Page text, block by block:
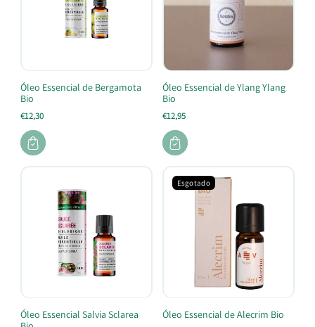
Óleo Essencial de Bergamota
Bio
€12,30
Óleo Essencial de Ylang Ylang
Bio
€12,95
Óleo Essencial Salvia Sclarea
Esgotado
Óleo Essencial de Alecrim Bio